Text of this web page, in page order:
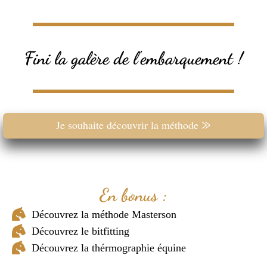
Fini la galère de l'embarquement !
Je souhaite découvrir la méthode ⨠
En bonus :
Découvrez la méthode Masterson
Découvrez le bitfitting
Découvrez la thérmographie équine